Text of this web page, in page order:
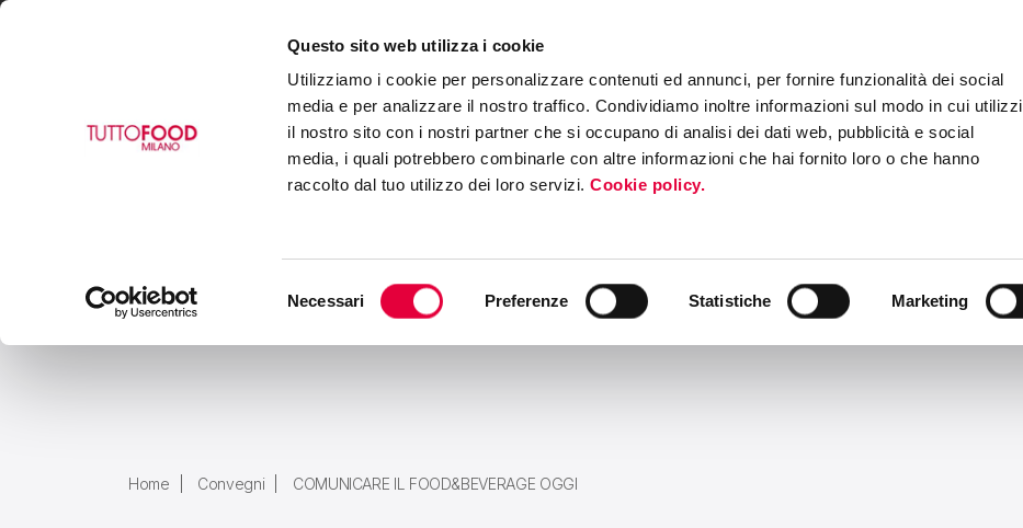
Questo sito web utilizza i cookie
Utilizziamo i cookie per personalizzare contenuti ed annunci, per fornire funzionalità dei social
media e per analizzare il nostro traffico. Condividiamo inoltre informazioni sul modo in cui utilizzi
il nostro sito con i nostri partner che si occupano di analisi dei dati web, pubblicità e social
media, i quali potrebbero combinarle con altre informazioni che hai fornito loro o che hanno
raccolto dal tuo utilizzo dei loro servizi.Cookie policy.
Necessari Preferenze Statistiche Marketing
VISITAESPONIBUYERS PROGRAM
Home Convegni COMUNICARE IL FOOD&BEVERAGE OGGI